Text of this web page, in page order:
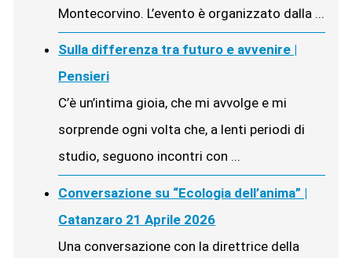
Montecorvino. L’evento è organizzato dalla ...
Sulla differenza tra futuro e avvenire |
Pensieri
C’è un’intima gioia, che mi avvolge e mi
sorprende ogni volta che, a lenti periodi di
studio, seguono incontri con ...
Conversazione su “Ecologia dell’anima” |
Catanzaro 21 Aprile 2026
Una conversazione con la direttrice della